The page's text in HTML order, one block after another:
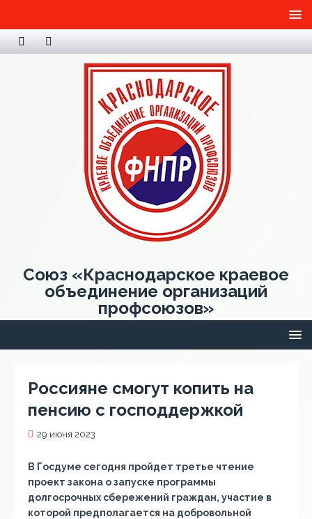
Союз «Краснодарское краевое
объединение организаций
профсоюзов»
Россияне смогут копить на
пенсию с господдержкой
29 июня 2023
В Госдуме сегодня пройдет третье чтение
проект закона о запуске программы
долгосрочных сбережений граждан, участие в
которой предполагается на добровольной